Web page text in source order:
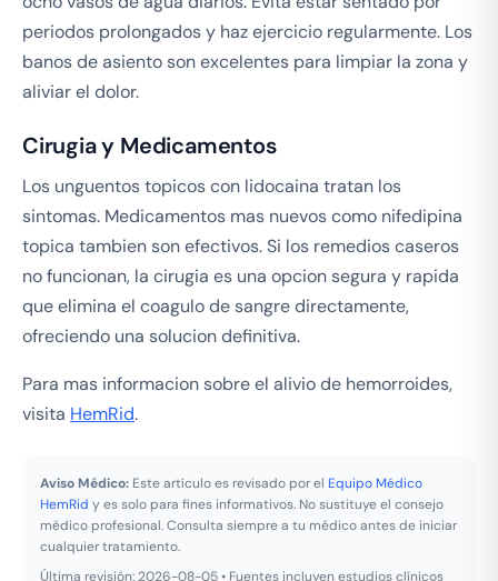
periodos prolongados y haz ejercicio regularmente. Los
banos de asiento son excelentes para limpiar la zona y
aliviar el dolor.
Cirugia y Medicamentos
Los unguentos topicos con lidocaina tratan los
sintomas. Medicamentos mas nuevos como nifedipina
topica tambien son efectivos. Si los remedios caseros
no funcionan, la cirugia es una opcion segura y rapida
que elimina el coagulo de sangre directamente,
ofreciendo una solucion definitiva.
Para mas informacion sobre el alivio de hemorroides,
visita HemRid.
Aviso Médico: Este artículo es revisado por el Equipo Médico
HemRid y es solo para fines informativos. No sustituye el consejo
médico profesional. Consulta siempre a tu médico antes de iniciar
cualquier tratamiento.
Última revisión: 2026-08-05 • Fuentes incluyen estudios clínicos